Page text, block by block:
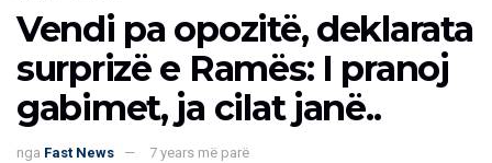
Vendi pa opozitë, deklarata
surprizë e Ramës: I pranoj
gabimet, ja cilat janë..
nga Fast News 7 years më parë